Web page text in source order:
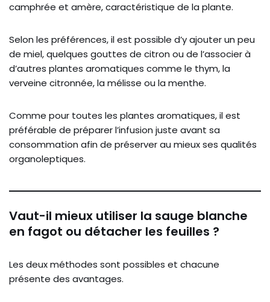
camphrée et amère, caractéristique de la plante.
Selon les préférences, il est possible d’y ajouter un peu
de miel, quelques gouttes de citron ou de l’associer à
d’autres plantes aromatiques comme le thym, la
verveine citronnée, la mélisse ou la menthe.
Comme pour toutes les plantes aromatiques, il est
préférable de préparer l’infusion juste avant sa
consommation afin de préserver au mieux ses qualités
organoleptiques.
Vaut-il mieux utiliser la sauge blanche
en fagot ou détacher les feuilles ?
Les deux méthodes sont possibles et chacune
présente des avantages.